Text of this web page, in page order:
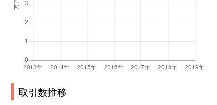
取引数推移